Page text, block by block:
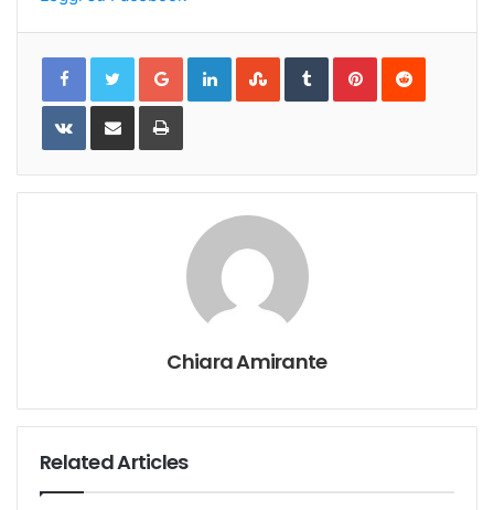
Google+LinkedInStumbleUpon
TumblrPinterestReddit
VKontakteShare
Email
Print
Chiara Amirante
Related Articles